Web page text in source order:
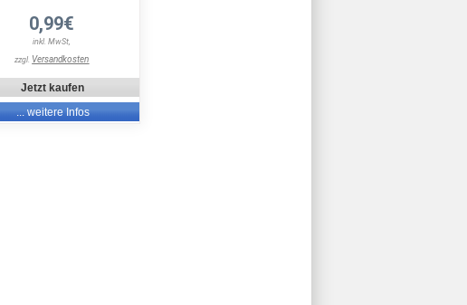
0,99€
inkl. MwSt,
zzgl. Versandkosten
Jetzt kaufen
... weitere Infos